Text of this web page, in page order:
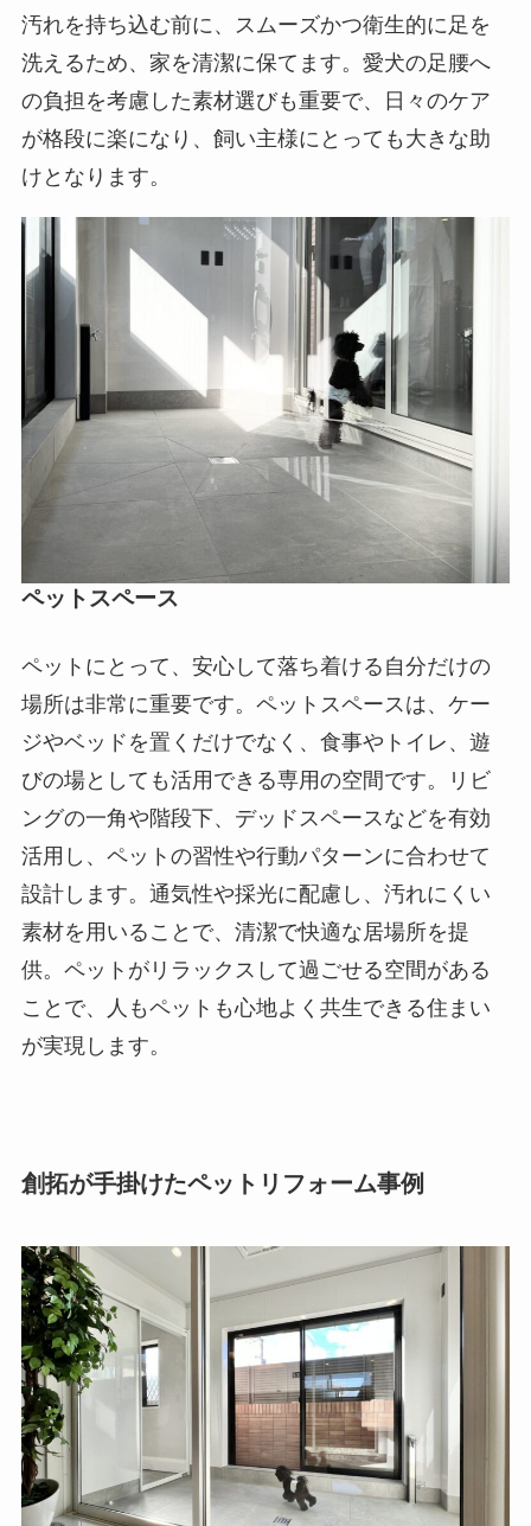
汚れを持ち込む前に、スムーズかつ衛生的に足を
洗えるため、家を清潔に保てます。愛犬の足腰へ
の負担を考慮した素材選びも重要で、日々のケア
が格段に楽になり、飼い主様にとっても大きな助
けとなります。
ペットスペース
ペットにとって、安心して落ち着ける自分だけの
場所は非常に重要です。ペットスペースは、ケー
ジやベッドを置くだけでなく、食事やトイレ、遊
びの場としても活用できる専用の空間です。リビ
ングの一角や階段下、デッドスペースなどを有効
活用し、ペットの習性や行動パターンに合わせて
設計します。通気性や採光に配慮し、汚れにくい
素材を用いることで、清潔で快適な居場所を提
供。ペットがリラックスして過ごせる空間がある
ことで、人もペットも心地よく共生できる住まい
が実現します。
創拓が手掛けたペットリフォーム事例